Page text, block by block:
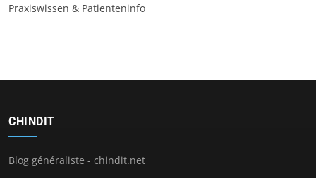
Praxiswissen & Patienteninfo
CHINDIT
Blog généraliste - chindit.net